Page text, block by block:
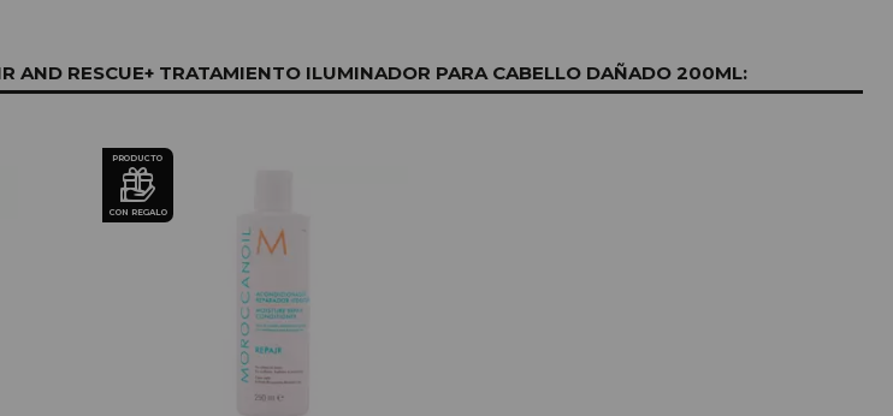
AND RESCUE+ TRATAMIENTO ILUMINADOR PARA CABELLO DAÑADO 200ML:
PRODUCTO
CON REGALO